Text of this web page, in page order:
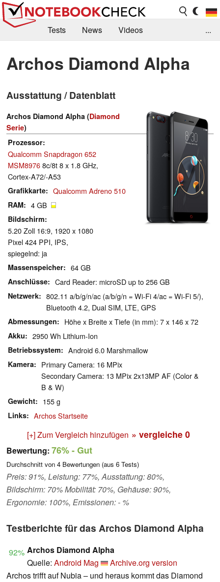
Tests News
Videos
Kaufberatung
Deals Suche
Jobs
Forum
...
Archos Diamond Alpha
Ausstattung / Datenblatt
Archos Diamond Alpha (Diamond
Serie)
Prozessor
Qualcomm Snapdragon 652
MSM89768c/8t 8 x 1.8 GHz,
Cortex-A72/-A53
Grafikkarte Qualcomm Adreno 510
RAM 4 GB
Bildschirm
5.20 Zoll 16:9, 1920 x 1080
Pixel 424 PPI, IPS,
spiegelnd: ja
Massenspeicher 64 GB
Anschlüsse Card Reader: microSD up to 256 GB
Netzwerk
802.11 a/b/g/n/ac (a/b/g/n = Wi-Fi 4/ac = Wi-Fi 5/),
Bluetooth 4.2, Dual SIM, LTE, GPS
Abmessungen Höhe x Breite x Tiefe (in mm): 7 x 146 x 72
Akku 2950 Wh Lithium-Ion
Betriebssystem Android 6.0 Marshmallow
Kamera
Primary Camera: 16 MPix
Secondary Camera: 13 MPix 2x13MP AF (Color &
B & W)
Gewicht 155 g
Links Archos Startseite
[+] Zum Vergleich hinzufügen » vergleiche 0
Bewertung: 76%- Gut
Durchschnitt von 4 Bewertungen (aus 6 Tests)
Preis: 91%, Leistung: 77%, Ausstattung: 80%,
Bildschirm: 70% Mobilität: 70%, Gehäuse: 90%,
Ergonomie: 100%, Emissionen: - %
Testberichte für das Archos Diamond Alpha
92% Archos Diamond Alpha
Quelle: Android Mag
Archive.org version
Archos trifft auf Nubia – und heraus kommt das Diamond